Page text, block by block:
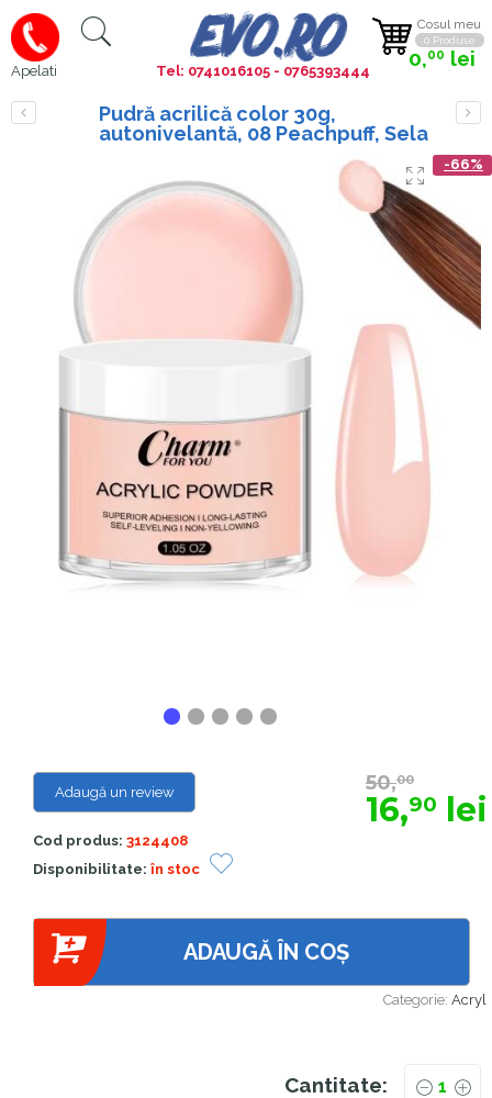
Apelati
Cosul meu
0 Produse
0,00 lei
Tel: 0741016105 - 0765393444
Pudră acrilică color 30g,
autonivelantă, 08 Peachpuff, Sela
-66%
Categorie: Acryl
Adaugă un review
Cod produs:3124408
Disponibilitate: în stoc
50,00
16,90 lei
ADAUGĂ ÎN COȘ
Cantitate: